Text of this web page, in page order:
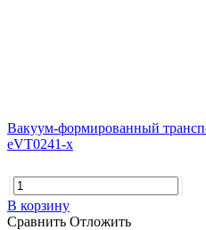
Вакуум-формированный
eVT0241-x
В корзину
Сравнить Отложить